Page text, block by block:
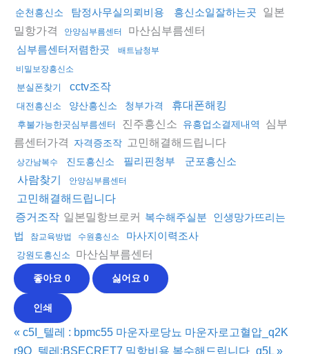
순천흥신소 탐정사무실의뢰비용 흥신소일잘하는곳
일본
밀항가격
안양심부름센터 마산심부름센터
심부름센터저렴한곳
배트남청부
비밀보장흥신소
분실폰찾기 cctv조작
대전흥신소 양산흥신소 청부가격 휴대폰해킹
후불가능한곳심부름센터 진주흥신소 유흥업소결제내역
심부
름센터가격
자격증조작 고민해결해드립니다
상간남복수 진도흥신소 필리핀청부
군포흥신소
사람찾기
안양심부름센터
고민해결해드립니다
증거조작 일본밀항브로커 복수해주실분
인생망가뜨리는
법
참교육방법 수원흥신소 마사지이력조사
강원도흥신소 마산심부름센터
좋아요 0 싫어요 0
인쇄
« c5I_텔레 : bpmc55 마운자로당뇨 마운자로고혈압_q2K
r9Q_텔레:BSECRET7 밀항비용 복수해드립니다_g5L »